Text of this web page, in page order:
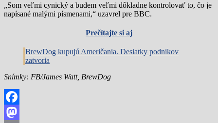
„Som veľmi cynický a budem veľmi dôkladne kontrolovať to, čo je
napísané malými písmenami,“ uzavrel pre BBC.
Prečítajte si aj
BrewDog kupujú Američania. Desiatky podnikov
zatvoria
Snímky: FB/James Watt, BrewDog
Facebook